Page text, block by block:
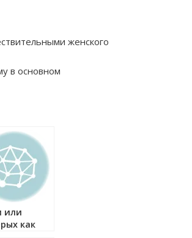
женского
в основном
или
как